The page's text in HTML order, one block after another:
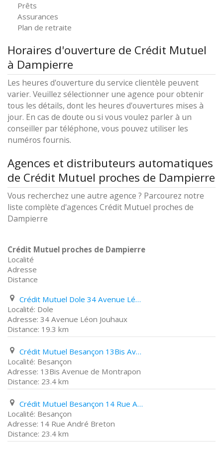
Prêts
Assurances
Plan de retraite
Horaires d'ouverture de Crédit Mutuel
à Dampierre
Les heures d'ouverture du service clientèle peuvent
varier. Veuillez sélectionner une agence pour obtenir
tous les détails, dont les heures d'ouvertures mises à
jour. En cas de doute ou si vous voulez parler à un
conseiller par téléphone, vous pouvez utiliser les
numéros fournis.
Agences et distributeurs automatiques
de Crédit Mutuel proches de Dampierre
Vous recherchez une autre agence ? Parcourez notre
liste complète d'agences Crédit Mutuel proches de
Dampierre
Crédit Mutuel proches de Dampierre
Localité
Adresse
Distance
Crédit Mutuel Dole 34 Avenue Léon Jouhaux
Dole
34 Avenue Léon Jouhaux
19.3 km
Crédit Mutuel Besançon 13Bis Avenue de Montrapon
Besançon
13Bis Avenue de Montrapon
23.4 km
Crédit Mutuel Besançon 14 Rue André Breton
Besançon
14 Rue André Breton
23.4 km